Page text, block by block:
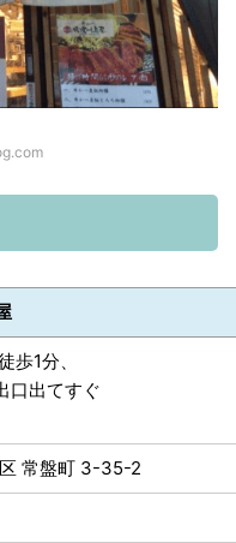
歩1分、
口出てすぐ
常盤町 3-35-2